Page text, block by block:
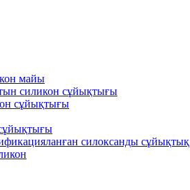
майы
силикон сұйықтығы
сұйықтығы
силоксанды сұйықтық